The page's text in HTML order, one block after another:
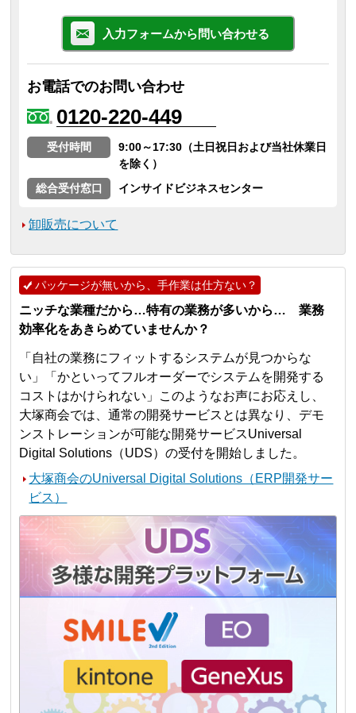
入力フォームから問い合わせる
お電話でのお問い合わせ
0120-220-449
受付時間
9:00～17:30（土日祝日および当社休業日
を除く）
総合受付窓口
インサイドビジネスセンター
卸販売について
パッケージが無いから、手作業は仕方ない？
ニッチな業種だから…特有の業務が多いから… 業務
効率化をあきらめていませんか？
「自社の業務にフィットするシステムが見つからな
い」「かといってフルオーダーでシステムを開発する
コストはかけられない」このようなお声にお応えし、
大塚商会では、通常の開発サービスとは異なり、デモ
ンストレーションが可能な開発サービスUniversal
Digital Solutions（UDS）の受付を開始しました。
大塚商会のUniversal Digital Solutions（ERP開発サー
ビス）